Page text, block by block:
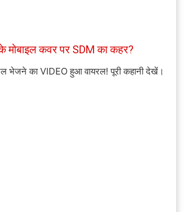
मोबाइल कवर पर SDM का कहर?
भेजने का VIDEO हुआ वायरल! पूरी कहानी देखें।